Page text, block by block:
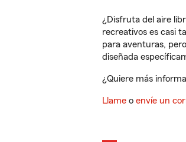
¿Disfruta del aire
recreativos es casi
para aventuras,
diseñada
¿Quiere más
Llame o envíe un